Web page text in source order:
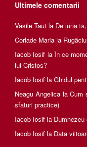
Ultimele comentarii
Vasile Taut la De luna
Corlade Maria la
Iacob Iosif la În ce
lui Cristos?
Iacob Iosif la Ghidul
Neagu AngelicalaCum
sfaturi practice)
Iacob Iosif la
Iacob Iosif la Data